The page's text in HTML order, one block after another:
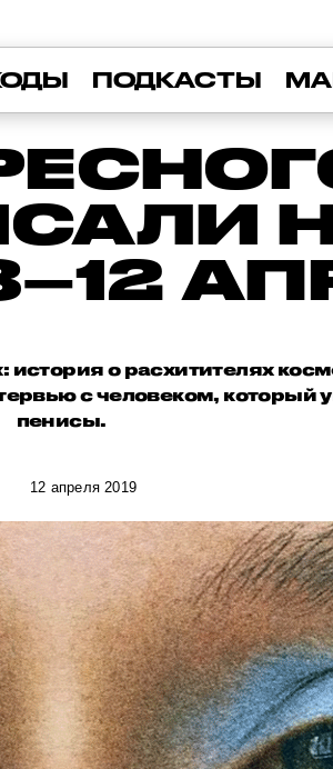
ПОДКАСТЫ
о расхитителях
с человеком, который
пенисы.
12 апреля 2019